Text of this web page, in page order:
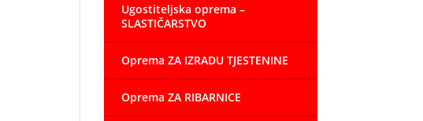
Ugostiteljska oprema –
SLASTIČARSTVO
Oprema ZA IZRADU TJESTENINE
Oprema ZA RIBARNICE